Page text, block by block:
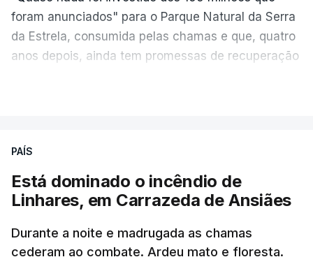
foram anunciados" para o Parque Natural da Serra
da Estrela, consumida pelas chamas e que, quatro
anos depois, ainda tem promessas de recuperação
ESTE CONTEÚDO ESTÁ NESTE
PAÍS
Está dominado o incêndio de
Linhares, em Carrazeda de Ansiães
Durante a noite e madrugada as chamas
cederam ao combate. Ardeu mato e floresta.